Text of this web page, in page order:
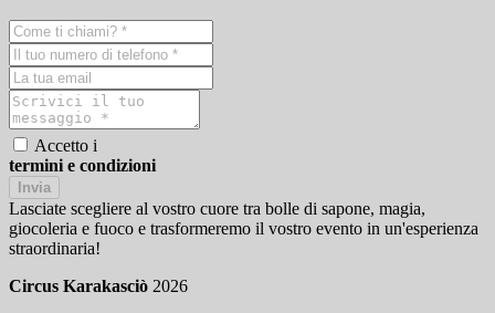
Accetto i
termini e condizioni
Invia
Lasciate scegliere al vostro cuore tra bolle di sapone, magia,
giocoleria e fuoco e trasformeremo il vostro evento in un'esperienza
straordinaria!
Circus Karakasciò 2026